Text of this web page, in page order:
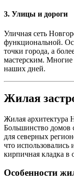
3. Улицы и дороги
Уличная сеть
функциональной.
точки города, а
мастерским.
наших дней.
Жилая
Жилая архитектура
Большинство домов
для северных
что
кирпичная кладка в
Особенности